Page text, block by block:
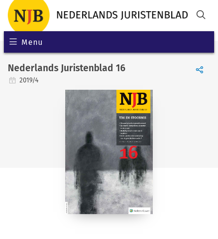
Menu
Nederlands Juristenblad 16
2019/4